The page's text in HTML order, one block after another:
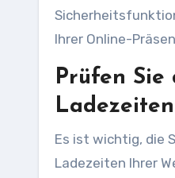
Ihrer Online-
Prüfen
Es ist wichtig, die
Ladezeiten Ihrer